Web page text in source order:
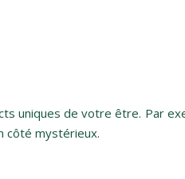
uniques de votre être. Par
côté mystérieux.